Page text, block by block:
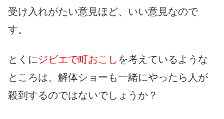
受け入れがたい意見ほど、いい意見なので
す。
とくにジビエで町おこし を考えているような
ところは、解体ショーも一緒にやったら人が
殺到するのではないでしょうか？